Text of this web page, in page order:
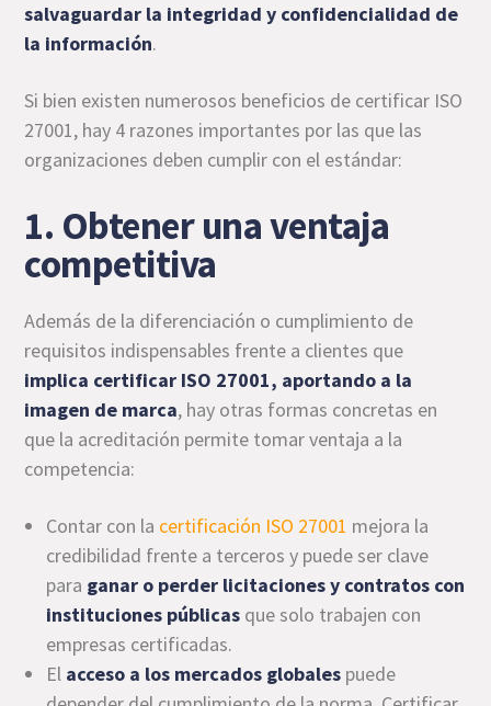
salvaguardar la integridad y confidencialidad de
la información.
Si bien existen numerosos beneficios de certificar ISO
27001, hay 4 razones importantes por las que las
organizaciones deben cumplir con el estándar:
1. Obtener una ventaja
competitiva
Además de la diferenciación o cumplimiento de
requisitos indispensables frente a clientes que
implica certificar ISO 27001, aportando a la
imagen de marca, hay otras formas concretas en
que la acreditación permite tomar ventaja a la
competencia:
Contar con la certificación ISO 27001 mejora la
credibilidad frente a terceros y puede ser clave
para ganar o perder licitaciones y contratos con
instituciones públicas que solo trabajen con
empresas certificadas.
El acceso a los mercados globales puede